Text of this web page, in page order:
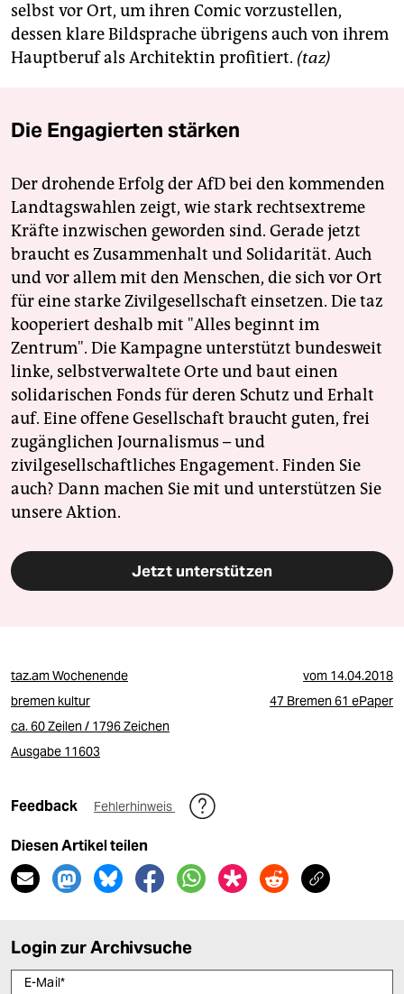
selbst vor Ort, um ihren Comic vorzustellen,
dessen klare Bildsprache übrigens auch von ihrem
Hauptberuf als Architektin profitiert. (taz)
Die Engagierten stärken
Der drohende Erfolg der AfD bei den kommenden
Landtagswahlen zeigt, wie stark rechtsextreme
Kräfte inzwischen geworden sind. Gerade jetzt
braucht es Zusammenhalt und Solidarität. Auch
und vor allem mit den Menschen, die sich vor Ort
für eine starke Zivilgesellschaft einsetzen. Die taz
kooperiert deshalb mit "Alles beginnt im
Zentrum". Die Kampagne unterstützt bundesweit
linke, selbstverwaltete Orte und baut einen
solidarischen Fonds für deren Schutz und Erhalt
auf. Eine offene Gesellschaft braucht guten, frei
zugänglichen Journalismus – und
zivilgesellschaftliches Engagement. Finden Sie
auch? Dann machen Sie mit und unterstützen Sie
unsere Aktion.
Jetzt unterstützen
taz.am Wochenende vom 14.04.2018
bremen kultur
47 Bremen 61 ePaper
ca. 60 Zeilen / 1796 Zeichen
Ausgabe 11603
Feedback Fehlerhinweis
Diesen Artikel teilen
Login zur Archivsuche
E-Mail*